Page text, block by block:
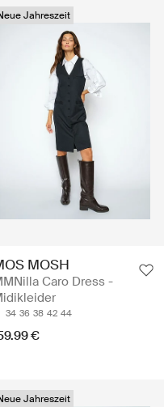
Jahreszeit
MOSH
Caro Dress -
34 36 38 42 44
€
Jahreszeit